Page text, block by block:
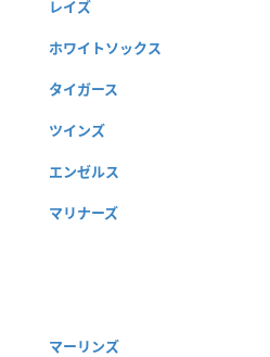
レイズ
ホワイトソックス
タイガース
ツインズ
エンゼルス
マリナーズ
マーリンズ